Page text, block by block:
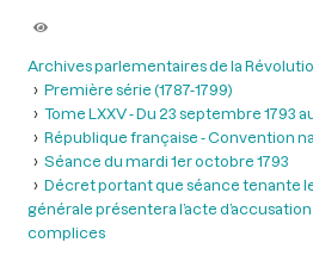
Archives parlementaires de la
Première série (1787-1799)
Tome LXXV - Du 23 septembre 1793
République française - Convention
Séance du mardi 1er octobre 1793
Décret portant que séance tenante
générale présentera l’acte
complices